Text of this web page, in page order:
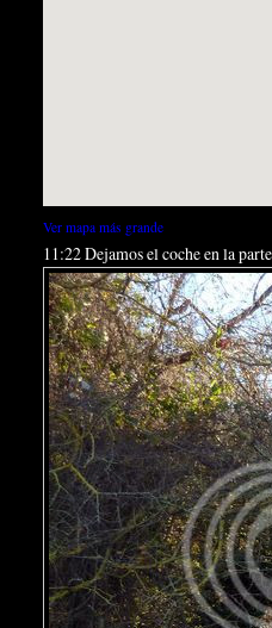
Ver mapa más grande
11:22 Dejamos el coche en la